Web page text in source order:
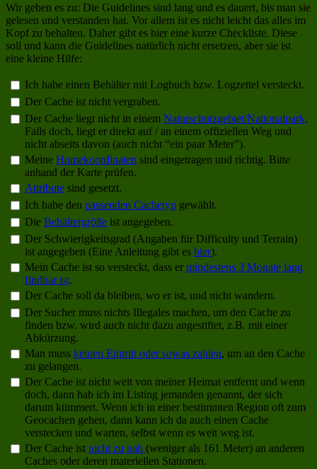
Wir geben es zu: Die Guidelines sind lang und es dauert, bis man sie
gelesen und verstanden hat. Vor allem ist es nicht leicht das alles im
Kopf zu behalten. Daher gibt es hier eine kurze Checkliste. Diese
soll und kann die Guidelines natürlich nicht ersetzen, aber sie ist
eine kleine Hilfe:
Ich habe einen Behälter mit Logbuch bzw. Logzettel versteckt.
Der Cache ist nicht vergraben.
Der Cache liegt nicht in einem Naturschutzgebiet/Nationalpark.
Falls doch, liegt er direkt auf / an einem offiziellen Weg und
nicht abseits davon (auch nicht “ein paar Meter”).
Meine Homekoordinaten sind eingetragen und richtig. Bitte
anhand der Karte prüfen.
Attribute sind gesetzt.
Ich habe den passenden Cachetyp gewählt.
Die Behältergröße ist angegeben.
Der Schwierigkeitsgrad (Angaben für Difficulty und Terrain)
ist angegeben (Eine Anleitung gibt es hier).
Mein Cache ist so versteckt, dass er mindestens 3 Monate lang
findbar ist.
Der Cache soll da bleiben, wo er ist, und nicht wandern.
Der Sucher muss nichts Illegales machen, um den Cache zu
finden bzw. wird auch nicht dazu angestiftet, z.B. mit einer
Abkürzung.
Man muss keinen Eintritt oder sowas zahlen, um an den Cache
zu gelangen.
Der Cache ist nicht weit von meiner Heimat entfernt und wenn
doch, dann hab ich im Listing jemanden genannt, der sich
darum kümmert. Wenn ich in einer bestimmten Region oft zum
Geocachen gehen, dann kann ich da auch einen Cache
verstecken und warten, selbst wenn es weit weg ist.
Der Cache ist nicht zu nah (weniger als 161 Meter) an anderen
Caches oder deren materiellen Stationen.